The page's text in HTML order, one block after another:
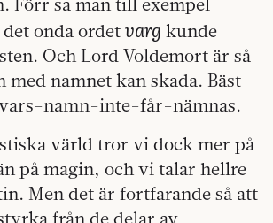
onda ordet varg kunde
Och Lord Voldemort är så
namnet kan skada. Bäst
namn-inte-får-nämnas.
värld tror vi dock mer på
på magin, och vi talar hellre
Men det är fortfarande så att
från de delar av